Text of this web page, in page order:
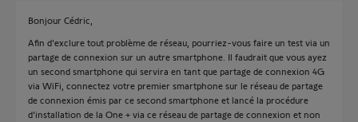
Bonjour Cédric,
Afin d'exclure tout problème de réseau, pourriez-vous faire un test via un
partage de connexion sur un autre smartphone. Il faudrait que vous ayez
un second smartphone qui servira en tant que partage de connexion 4G
via WiFi, connectez votre premier smartphone sur le réseau de partage
de connexion émis par ce second smartphone et lancé la procédure
d'installation de la One + via ce réseau de partage de connexion et non